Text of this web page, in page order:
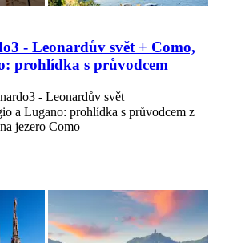
- Leonardův svět + Como,
prohlídka s průvodcem
- Leonardův svět
a Lugano: prohlídka s průvodcem z
jezero Como